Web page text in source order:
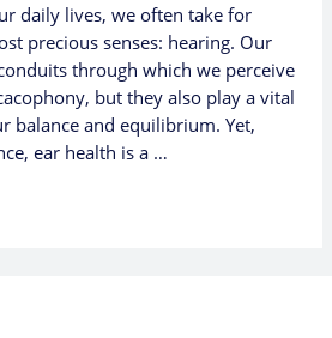
daily lives, we often take for
precious senses: hearing. Our
through which we perceive
but they also play a vital
balance and equilibrium. Yet,
ear health is a …